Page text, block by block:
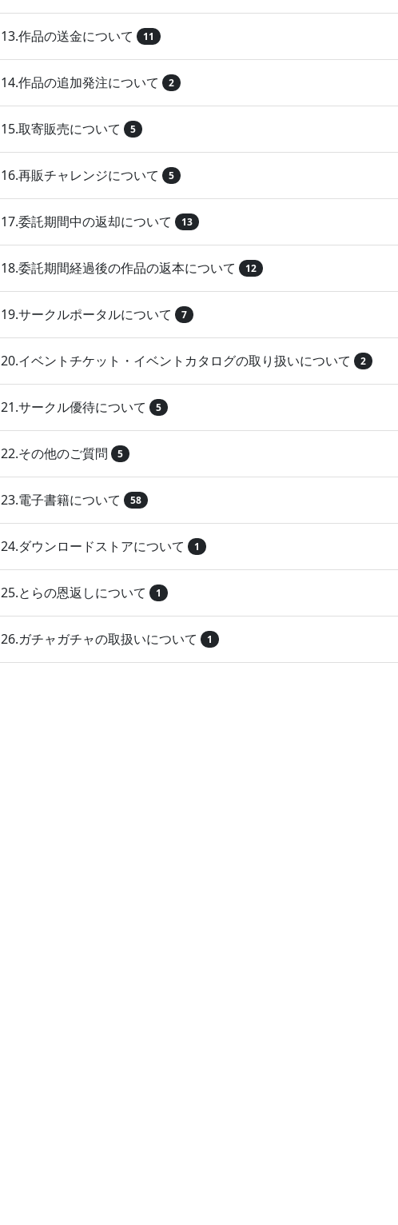
13.作品の送金について 11
14.作品の追加発注について 2
15.取寄販売について 5
16.再販チャレンジについて 5
17.委託期間中の返却について 13
18.委託期間経過後の作品の返本について 12
19.サークルポータルについて 7
20.イベントチケット・イベントカタログの取り扱いについて 2
21.サークル優待について 5
22.その他のご質問 5
23.電子書籍について 58
24.ダウンロードストアについて 1
25.とらの恩返しについて 1
26.ガチャガチャの取扱いについて 1